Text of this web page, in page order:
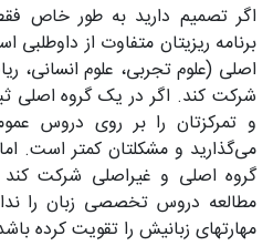
اگر تصمیم دارید به طور خاص
برنامه ریزیتان متفاوت از
اصلی (علوم تجربی، علوم انسانی،
شرکت کند. اگر در یک گروه اصلی
و تمرکزتان را بر روی دروس
می‌گذارید و مشکلتان کمتر است.
گروه اصلی و غیراصلی شرکت
مطالعه دروس تخصصی زبان را
مهارتهای زبانیش را تقویت کرده